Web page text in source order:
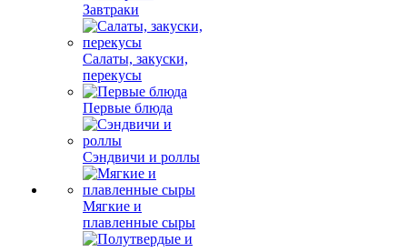
Завтраки
Салаты, закуски,
перекусы
Первые блюда
Сэндвичи и роллы
Мягкие и
плавленные сыры